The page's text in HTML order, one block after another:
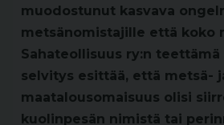
muodostunut kasvava
metsänomistajille että koko
Sahateollisuus ry:n
selvitys esittää, että metsä-
maatalousomaisuus olisi
kuolinpesän nimistä tai